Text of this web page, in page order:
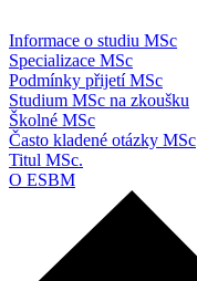
Informace o studiu MSc
Specializace MSc
Podmínky přijetí MSc
Studium MSc na zkoušku
Školné MSc
Často kladené otázky MSc
Titul MSc.
O ESBM